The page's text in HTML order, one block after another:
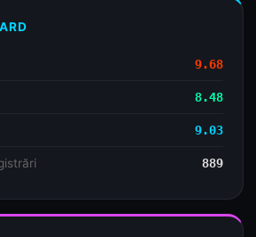
9.68
8.48
9.03
889